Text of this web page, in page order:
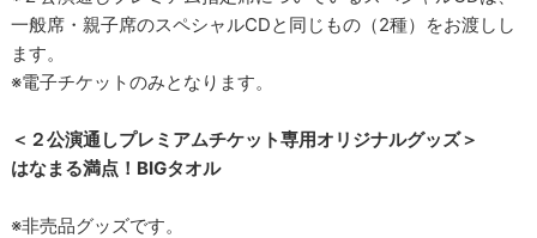
一般席・親子席のスペシャルCDと同じもの（2種）をお渡しし
ます。
※電子チケットのみとなります。
＜２公演通しプレミアムチケット専用オリジナルグッズ＞
はなまる満点！BIGタオル
※非売品グッズです。